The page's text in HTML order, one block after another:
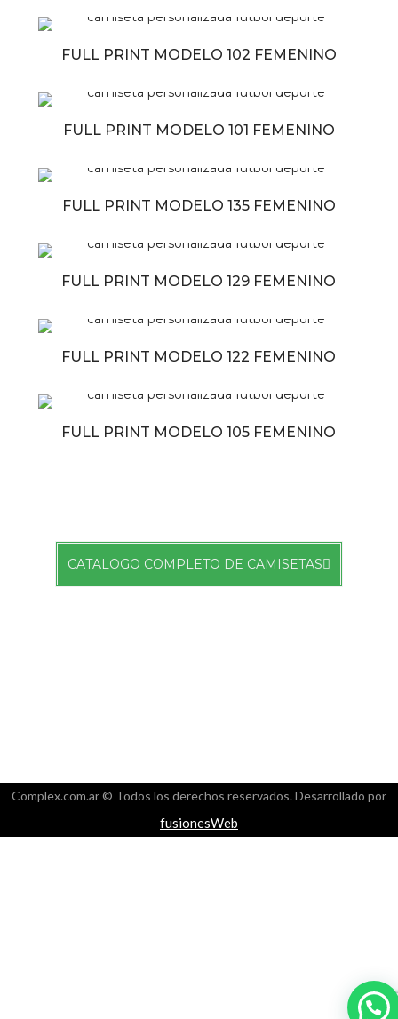
FULL PRINT MODELO 102 FEMENINO
FULL PRINT MODELO 101 FEMENINO
FULL PRINT MODELO 135 FEMENINO
FULL PRINT MODELO 129 FEMENINO
FULL PRINT MODELO 122 FEMENINO
FULL PRINT MODELO 105 FEMENINO
CATALOGO COMPLETO DE CAMISETAS
Complex.com.ar © Todos los derechos reservados. Desarrollado por
fusionesWeb